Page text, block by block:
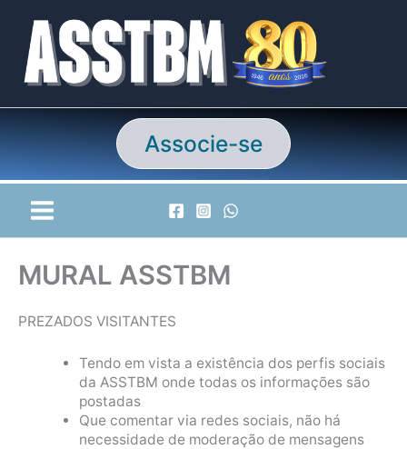
conteúdo
Associe-se
MURAL ASSTBM
PREZADOS VISITANTES
Tendo em vista a existência dos perfis sociais
da ASSTBM onde todas os informações são
postadas
Que comentar via redes sociais, não há
necessidade de moderação de mensagens